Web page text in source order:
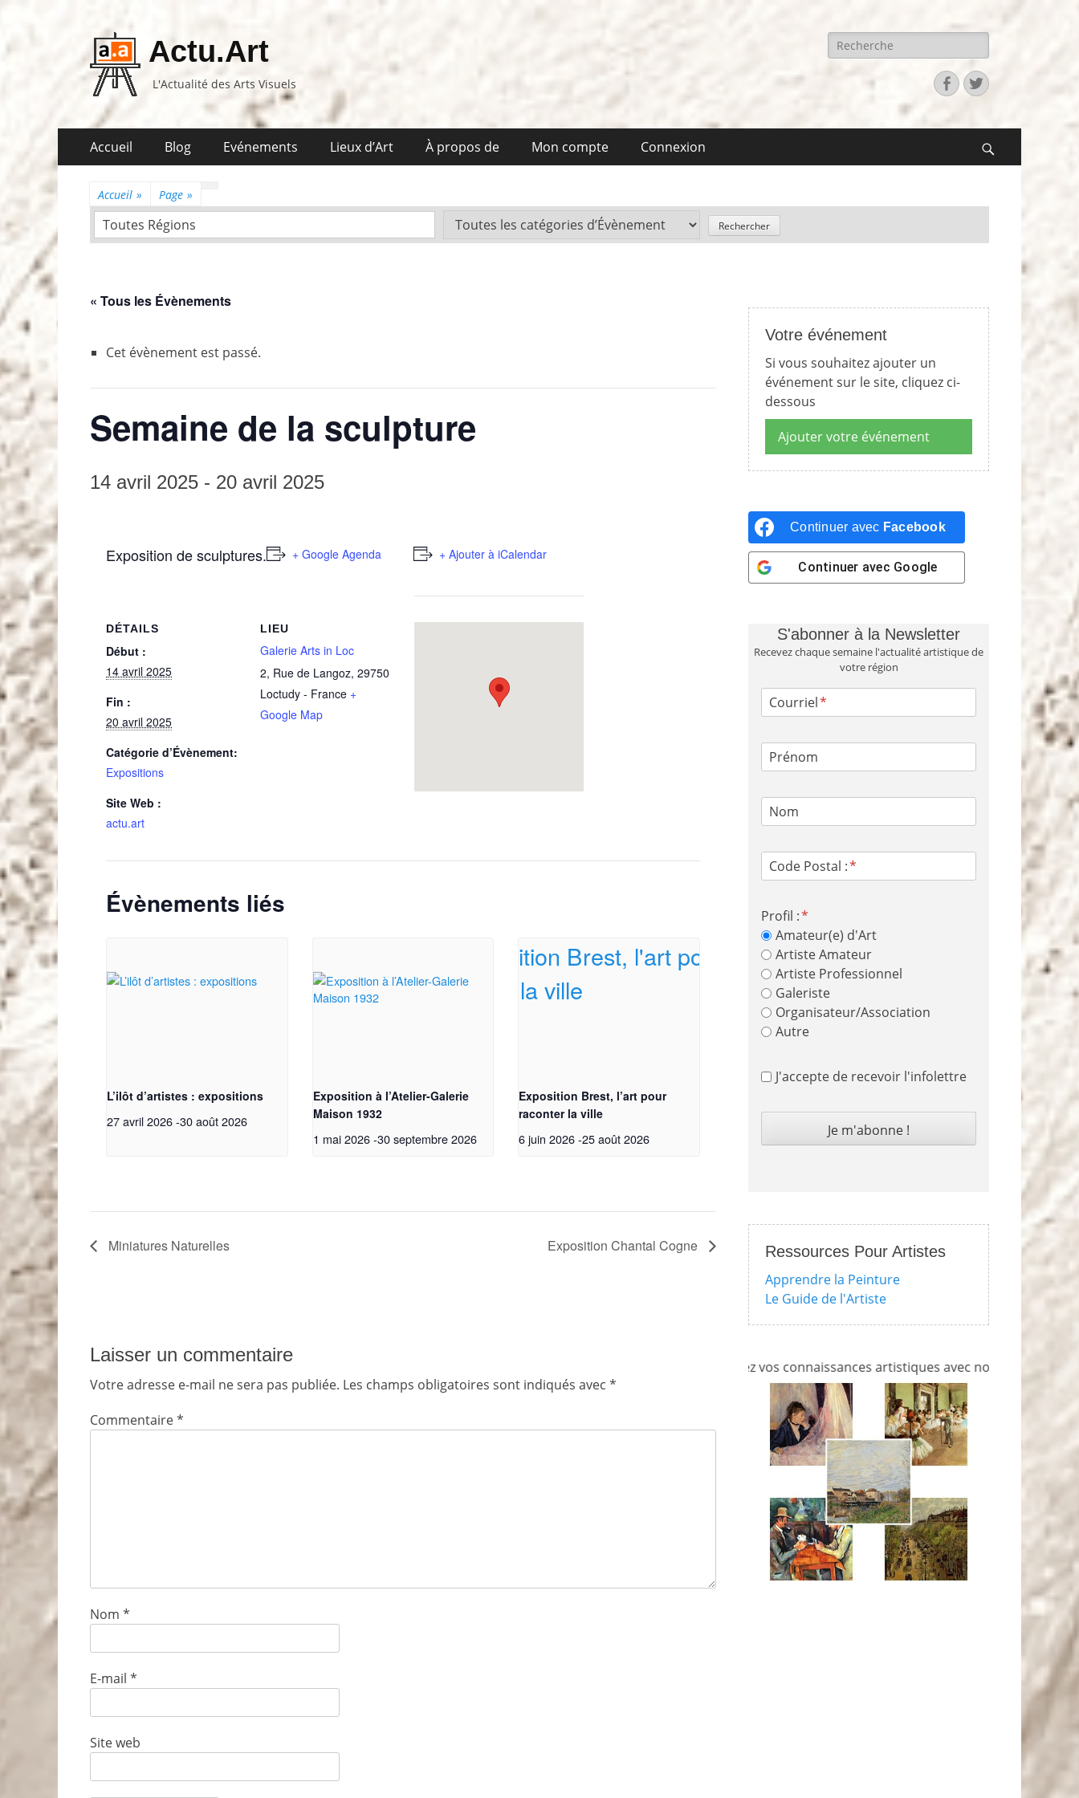
Actu.Art
L'Actualité des Arts Visuels
Recherche
pour:
Facebook
Twitter
Premier
menu
Accueil Blog Evénements Lieux d’Art À propos de Mon compte Connexion
Accueil » Page »
Toutes Régions
« Tous les Évènements
Cet évènement est passé.
Semaine de la sculpture
14 avril 2025 - 20 avril 2025
Exposition de sculptures. + Google Agenda + Ajouter à iCalendar
DÉTAILS
Début :
14 avril 2025
Fin :
20 avril 2025
Catégorie d’Évènement:
Expositions
Site Web :
actu.art
LIEU
Galerie Arts in Loc
2, Rue de Langoz, 29750
Loctudy - France +
Google Map
Évènements liés
L’ilôt d’artistes : expositions
27 avril 2026-30 août 2026
Exposition à l’Atelier-Galerie
Maison 1932
1 mai 2026 -30 septembre 2026
Exposition Brest, l’art pour
raconter la ville
6 juin 2026-25 août 2026
Miniatures Naturelles Exposition Chantal Cogne
Laisser un commentaire
Votre adresse e-mail ne sera pas publiée. Les champs obligatoires sont indiqués avec *
Commentaire*
Nom *
E-mail *
Site web
Votre événement
Si vous souhaitez ajouter un
événement sur le site, cliquez ci-
dessous
Ajouter votre événement
Continuer avec Facebook
Continuer avec Google
S'abonner à la Newsletter
Recevez chaque semaine l'actualité artistique de
votre région
Courriel
Prénom
Nom
Code Postal :
Profil :
Amateur(e) d'Art
Artiste Amateur
Artiste Professionnel
Galeriste
Organisateur/Association
Autre
J'accepte de recevoir l'infolettre
Ressources Pour Artistes
Apprendre la Peinture
Le Guide de l'Artiste
Testez vos connaissances artistiques avec nos quizzes sur